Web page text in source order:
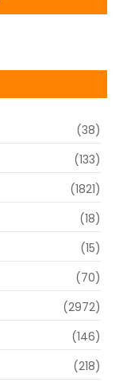
(38)
(133)
(1821)
(18)
(15)
(70)
(2972)
(146)
(218)